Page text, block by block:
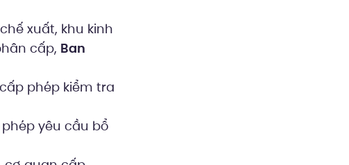
xuất, khu kinh
cấp, Ban
phép kiểm tra
yêu cầu bổ